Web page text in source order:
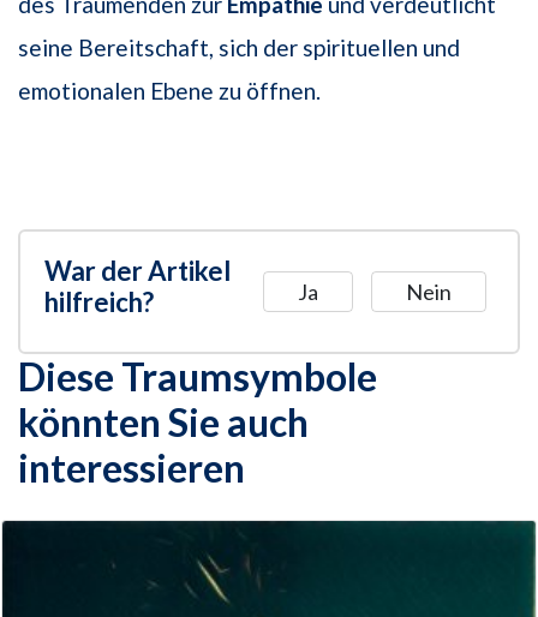
seine Bereitschaft, sich der spirituellen und
emotionalen Ebene zu öffnen.
War der Artikel
hilfreich?
Ja Nein
Diese Traumsymbole
könnten Sie auch
interessieren